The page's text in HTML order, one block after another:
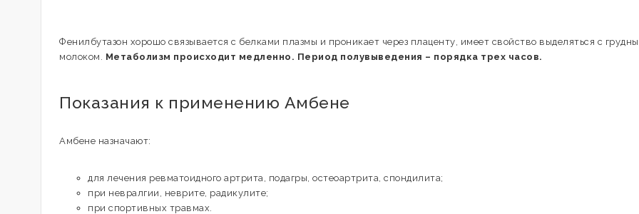
Фенилбутазон хорошо связывается с белками плазмы и проникает через плаценту, имеет свойство выделяться с
молоком. Метаболизм происходит медленно. Период полувыведения – порядка трех часов.
Показания к применению Амбене
Амбене назначают:
для лечения ревматоидного артрита, подагры, остеоартрита, спондилита;
при невралгии, неврите, радикулите;
при спортивных травмах.